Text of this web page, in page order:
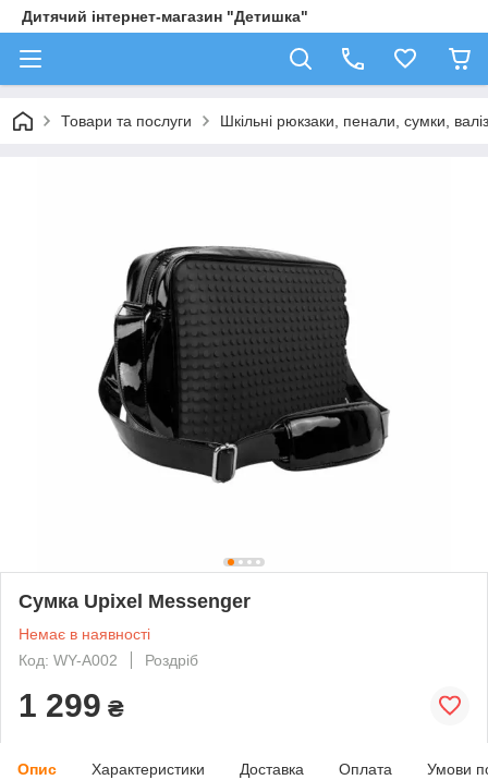
Дитячий інтернет-магазин "Детишка"
Товари та послуги Шкільні рюкзаки, пенали, сумки,
Сумка Upixel Messenger
Немає в наявності
Код: WY-A002
Роздріб
1 299 ₴
Опис Характеристики Доставка Оплата Умови